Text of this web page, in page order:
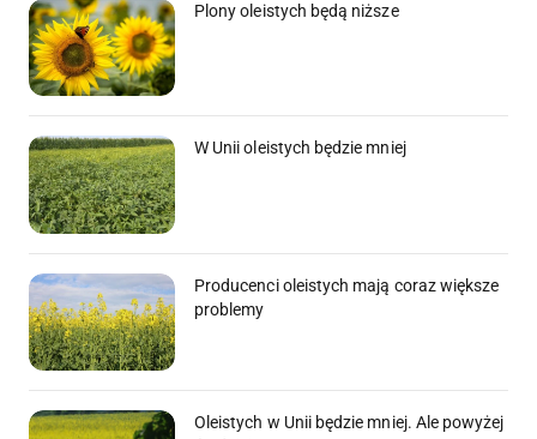
Plony oleistych będą niższe
W Unii oleistych będzie mniej
Producenci oleistych mają coraz większe
problemy
Oleistych w Unii będzie mniej. Ale powyżej